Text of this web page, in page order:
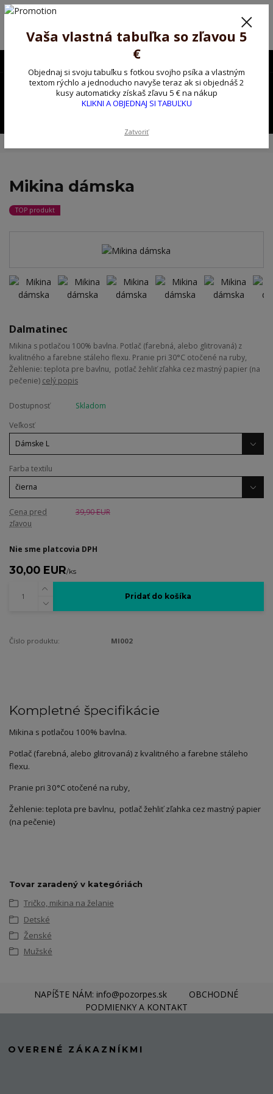
Poprosíme ctených zákazníkov o trpezlivosť, v tomto období máme
Preto sme Vám pripravili malý darček ako ospravedlnenie.
!!! ZĽAVA 5€ na PRVÚ objednávku nad 30€ s kódom pozorpes5 !!!
0,00 EUR
Mikina dámska
TOP produkt
Dalmatinec
Mikina s potlačou 100% bavlna. Potlač (farebná, alebo glitrovaná) z
kvalitného a farebne stáleho flexu. Pranie pri 30°C otočené na ruby,
Žehlenie: teplota pre bavlnu, potlač žehliť zľahka cez mastný papier (na
pečenie) celý popis
Dostupnosť
Skladom
Veľkosť
Farba textilu
Cena pred
zľavou
39,90 EUR
Nie sme platcovia DPH
30,00 EUR/ks
Pridať do košíka
Číslo produktu: MI002
Kompletné špecifikácie
Mikina s potlačou 100% bavlna.
Potlač (farebná, alebo glitrovaná) z kvalitného a farebne stáleho
flexu.
Pranie pri 30°C otočené na ruby,
Žehlenie: teplota pre bavlnu, potlač žehliť zľahka cez mastný papier
(na pečenie)
Tovar zaradený v kategóriách
Tričko, mikina na želanie
Detské
Ženské
Mužské
NAPÍŠTE NÁM: info@pozorpes.sk
OBCHODNÉ
PODMIENKY A KONTAKT
OVERENÉ ZÁKAZNÍKMI
Vaša vlastná tabuľka so zľavou 5
€
Objednaj si svoju tabuľku s fotkou svojho psíka a vlastným
textom rýchlo a jednoducho navyše teraz ak si objednáš 2
kusy automaticky získaš zľavu 5 € na nákup
KLIKNI A OBJEDNAJ SI TABUĽKU
Zatvoriť